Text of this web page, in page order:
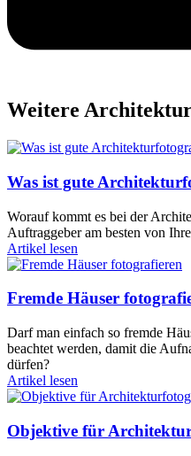
Weitere
Was ist gute
Worauf kommt es bei der
Auftraggeber am besten von
Artikel lesen
Fremde Häuser
Darf man einfach so fremde
beachtet werden, damit die
dürfen?
Artikel lesen
Objektive für